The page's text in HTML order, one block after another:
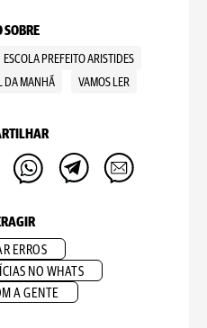
SOBRE
ESCOLA PREFEITO ARISTIDES
DA MANHÃ VAMOS LER
ERROS
NO WHATS
A GENTE